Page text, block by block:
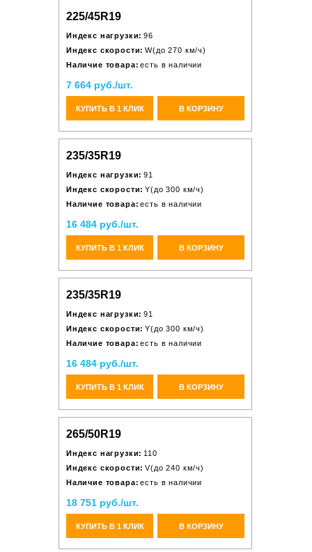
225/45R19
Индекс нагрузки: 96
Индекс скорости: W(до 270 км/ч)
Наличие товара: есть в наличии
7 664 руб./шт.
КУПИТЬ В 1 КЛИК В КОРЗИНУ
235/35R19
Индекс нагрузки: 91
Индекс скорости: Y(до 300 км/ч)
Наличие товара: есть в наличии
16 484 руб./шт.
КУПИТЬ В 1 КЛИК В КОРЗИНУ
235/35R19
Индекс нагрузки: 91
Индекс скорости: Y(до 300 км/ч)
Наличие товара: есть в наличии
16 484 руб./шт.
КУПИТЬ В 1 КЛИК В КОРЗИНУ
265/50R19
Индекс нагрузки: 110
Индекс скорости: V(до 240 км/ч)
Наличие товара: есть в наличии
18 751 руб./шт.
КУПИТЬ В 1 КЛИК В КОРЗИНУ